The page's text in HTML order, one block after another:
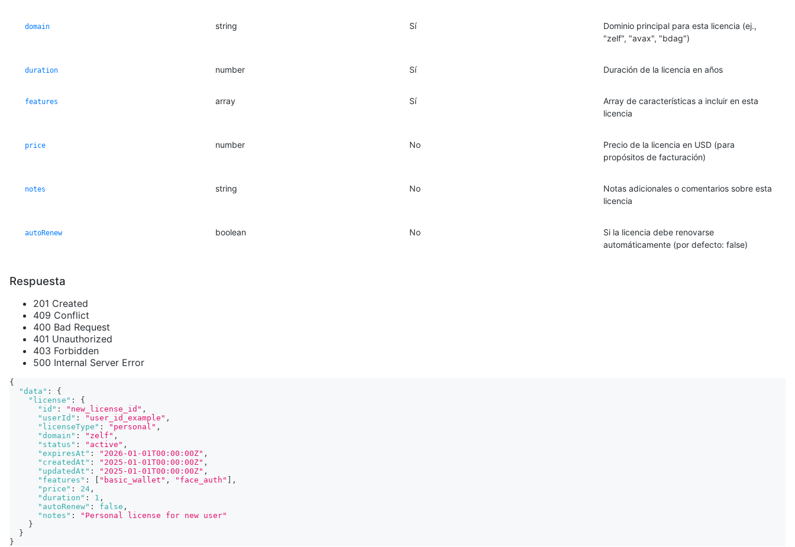
domain string Sí
Dominio principal para esta licencia (ej.,
"zelf", "avax", "bdag")
duration number Sí Duración de la licencia en años
features array Sí
Array de características a incluir en esta
licencia
price number No
Precio de la licencia en USD (para
propósitos de facturación)
notes string No
Notas adicionales o comentarios sobre esta
licencia
autoRenew boolean No
Si la licencia debe renovarse
automáticamente (por defecto: false)
Respuesta
201 Created
409 Conflict
400 Bad Request
401 Unauthorized
403 Forbidden
500 Internal Server Error
{
"data" :
{
"license" :
{
"id" : "new_license_id" ,
"userId" : "user_id_example" ,
"licenseType" : "personal" ,
"domain" : "zelf" ,
"status" : "active" ,
"expiresAt" : "2026-01-01T00:00:00Z" ,
"createdAt" : "2025-01-01T00:00:00Z" ,
"updatedAt" : "2025-01-01T00:00:00Z" ,
"features" : "basic_wallet" , "face_auth"
,
"price" : 24 ,
"duration" : 1 ,
"autoRenew" : false ,
"notes" :
"Personal license for new user"
}
}
}